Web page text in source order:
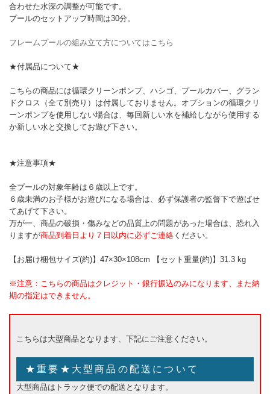
合わせた水深の調整が可能です。
プールのセットアップ時間は30分。
フレームプールの組み立て方についてはこちら
★付属品について★
こちらの商品には循環クリーンポンプ、ハシゴ、プールカバー、グラン
ドクロス（全て別売り）は付属しておりません。オプションの循環クリ
ーンポンプを使用しない場合は、毎回新しい水を補給しながら使用する
か新しい水と交換してお遊び下さい。
★注意事項★
全プールの対象年齢は６歳以上です。
６歳未満のお子様がお遊びになる場合は、必ず保護者の監督下で遊ばせ
てあげて下さい。
万が一、商品の破損・傷みなどの品質上の問題があった場合は、恐れ入
りますが商品到着日より７日以内に必ずご連絡 ください。
【お届け梱包サイズ(約)】47×30×108cm 【セット重量(約)】31.3 kg
※注意：こちらの商品はクレジット・銀行振込のみになります、また納
期の指定はできません。
こちらは大型商品となります、下記にご注意ください。
★重要★大型商品の配送について
大型商品はトラック便での配送となります。